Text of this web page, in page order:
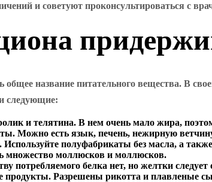
и советуют проконсультироваться с
общее название питательного вещества. В
следующие:
и телятина. В нем очень мало жира,
Можно есть язык, печень, нежирную
полуфабрикаты без масла, а
множество моллюсков и моллюсков.
потребляемого белка нет, но желтки
продукты. Разрешены рикотта и плавленые